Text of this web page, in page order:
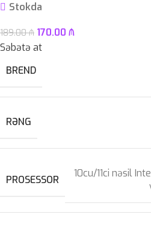
Stokda
189.00₼ 170.00 ₼
Səbətə at
BREND
RƏNG
PROSESSOR
10cu/11ci nəsil